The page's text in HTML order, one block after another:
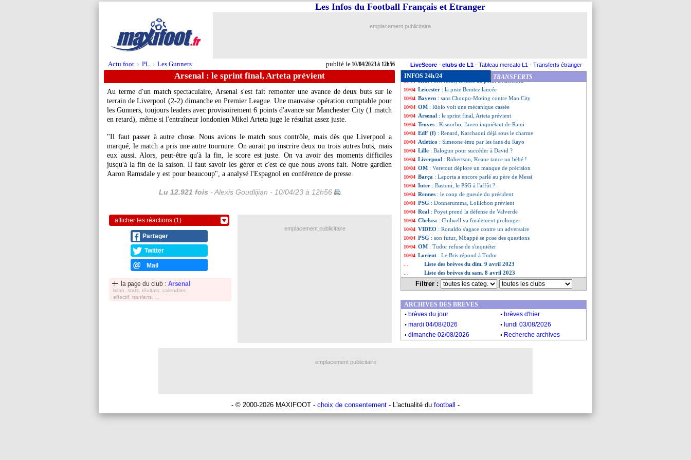
Actu foot > PL > Les Gunners publié le10/04/2023 à 12h56
Les Infos du Football Français et Etranger
emplacement publicitaire
LiveScore - clubs de L1 - Tableau mercato L1 - Transferts étranger
Arsenal : le sprint final, Arteta prévient
Au terme d'un match spectaculaire, Arsenal s'est fait remonter une avance de deux buts sur le
terrain de Liverpool (2-2) dimanche en Premier League. Une mauvaise opération comptable pour
les Gunners, toujours leaders avec provisoirement 6 points d'avance sur Manchester City (1 match
en retard), même si l'entraîneur londonien Mikel Arteta juge le résultat assez juste.
"Il faut passer à autre chose. Nous avions le match sous contrôle, mais dès que Liverpool a
marqué, le match a pris une autre tournure. On aurait pu inscrire deux ou trois autres buts, mais
eux aussi. Alors, peut-être qu'à la fin, le score est juste. On va avoir des moments difficiles
jusqu'à la fin de la saison. Il faut savoir les gérer et c'est ce que nous avons fait. Notre gardien
Aaron Ramsdale y est pour beaucoup", a analysé l'Espagnol en conférence de presse.
Lu 12.921 fois - Alexis Goudlijian - 10/04/23 à 12h56
afficher les réactions (1)
Partager
Twitter
Mail
la page du club : Arsenal
bilan, stats, réultats, calendrier,
effectif, tranferts, ...
INFOS 24h/24 TRANSFERTS
10/04 Bayern: Gravenberch n'a pas de regret
10/04 Montpellier : le ramadan, l'aveu de Der Zakarian
10/04 Man Utd
10/04 Bayern : Hernandez a retouché le ballon
10/04 Arsenal: Balogun vers un départ définitif ?
: son futur, la mise au point d'Ancelotti
10/04 Leicester : la piste Benitez lancée
10/04 Bayern : sans Choupo-Moting contre Man City
10/04 OM : Riolo voit une mécanique cassée
10/04 Arsenal : le sprint final, Arteta prévient
10/04 Troyes : Kisnorbo, l'aveu inquiétant de Rami
10/04 EdF (f) : Renard, Karchaoui déjà sous le charme
10/04 Atletico : Simeone ému par les fans du Rayo
10/04 Lille : Balogun pour succéder à David ?
10/04 Liverpool : Robertson, Keane tance un bébé !
10/04 OM : Veretout déplore un manque de précision
10/04 Barça : Laporta a encore parlé au père de Messi
10/04 Inter : Bastoni, le PSG à l'affût ?
10/04 Rennes : le coup de gueule du président
10/04 PSG : Donnarumma, Lollichon prévient
10/04 Real : Poyet prend la défense de Valverde
10/04 Chelsea : Chilwell va finalement prolonger
10/04 VIDEO : Ronaldo s'agace contre un adversaire
10/04 PSG : son futur, Mbappé se pose des questions
10/04 OM : Tudor refuse de s'inquiéter
10/04 Lorient : Le Bris répond à Tudor
Liste des brèves du dim. 9 avril 2023
Liste des brèves du sam. 8 avril 2023
Filtrer :
emplacement publicitaire
ARCHIVES DES BREVES
. brèves du jour . brèves d'hier
. mardi 04/08/2026 . lundi 03/08/2026
. dimanche 02/08/2026 . Recherche archives
emplacement publicitaire
- © 2000-2026 MAXIFOOT - choix de consentement - L'actualité du football -